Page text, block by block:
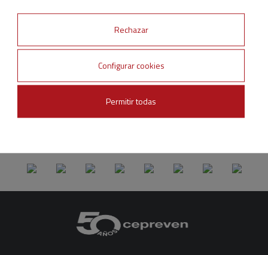
Síganos en:
Rechazar
Configurar cookies
Permitir todas